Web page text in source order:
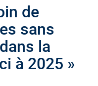
de
sans
la
à 2025 »